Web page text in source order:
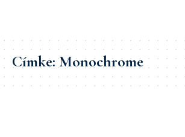
Címke:Monochrome